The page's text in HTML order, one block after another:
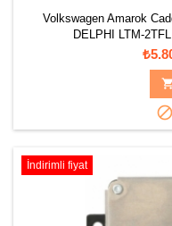
Volkswagen Amarok
DELPHI LTM-
Fiyat


İndirimli fiyat